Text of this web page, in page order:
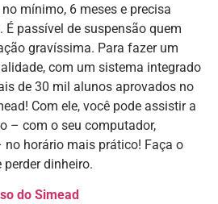
mínimo, 6 meses e precisa
É passível de suspensão quem
gravíssima. Para fazer um
com um sistema integrado
de 30 mil alunos aprovados no
Com ele, você pode assistir a
– com o seu computador,
horário mais prático! Faça o
dinheiro.
do Simead